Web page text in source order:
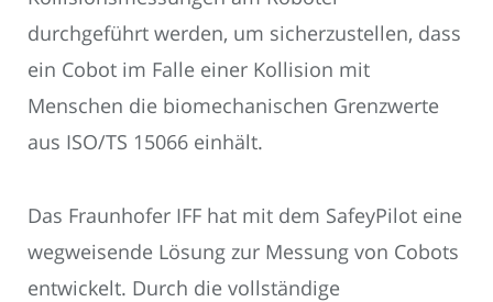
durchgeführt werden, um sicherzustellen, dass
ein Cobot im Falle einer Kollision mit
Menschen die biomechanischen Grenzwerte
aus ISO/TS 15066 einhält.
Das Fraunhofer IFF hat mit dem SafeyPilot eine
wegweisende Lösung zur Messung von Cobots
entwickelt. Durch die vollständige